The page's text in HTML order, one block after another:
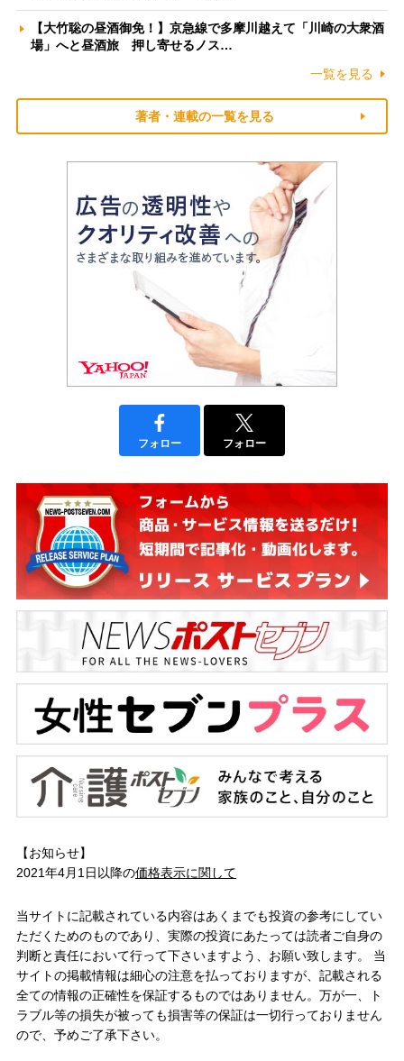
【大竹聡の昼酒御免！】京急線で多摩川越えて「川崎の大衆酒
場」へと昼酒旅 押し寄せるノス…
一覧を見る
著者・連載の一覧を見る
フォロー フォロー
【お知らせ】
2021年4月1日以降の価格表示に関して
当サイトに記載されている内容はあくまでも投資の参考にしてい
ただくためのものであり、実際の投資にあたっては読者ご自身の
判断と責任において行って下さいますよう、お願い致します。 当
サイトの掲載情報は細心の注意を払っておりますが、記載される
全ての情報の正確性を保証するものではありません。万が一、ト
ラブル等の損失が被っても損害等の保証は一切行っておりません
ので、予めご了承下さい。